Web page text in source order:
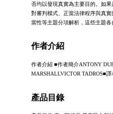
否均以發現真實為主要目的。如
對審判模式、正當法律程序與真
當性等主題分項解析，這些主題各
作者介紹
作者介紹 ■作者簡介ANTONY
MARSHALLVICTOR TADROS■譯
產品目錄